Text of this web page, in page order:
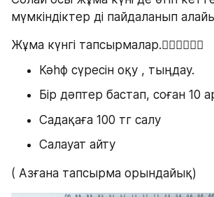
мүмкіндіктер ді пайдаланып
Жұма күнгі тапсырмалар.👇🏻👇🏻👇🏻
Кәһф сүресін оқу , тыңдау.
Бір дәптер бастап, соған 10
Садақаға 100 тг салу
Салауат айту
( Азғана тапсырма орындайық)